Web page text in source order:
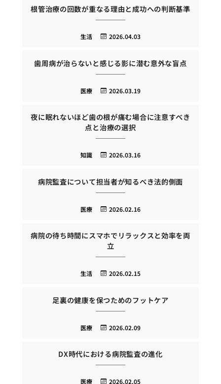
根管治療の回数が重なる理由と成功への判断基準
2026.04.03
生活
歯周病が治らないと感じる影に潜む意外な盲点
2026.03.19
医療
夜に眠れないほど歯の根が痛む場合に注意すべき
点と治療の選択
2026.03.16
知識
病院監査について担当者が知るべき法的側面
2026.02.16
医療
病院の待ち時間にスマホでリラックスと効率を両
立
2026.02.15
生活
足裏の健康を保つためのフットケア
2026.02.09
医療
DX時代における病院監査の進化
2026.02.05
医療